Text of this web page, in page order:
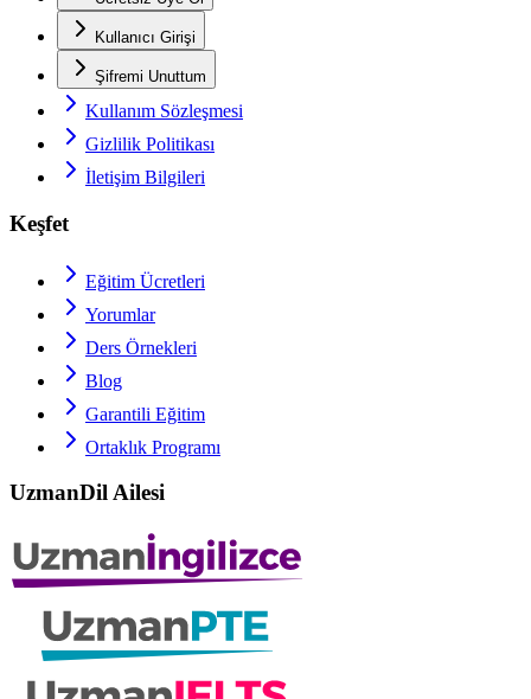
Kullanıcı Girişi
Şifremi Unuttum
Kullanım Sözleşmesi
Gizlilik Politikası
İletişim Bilgileri
Keşfet
Eğitim Ücretleri
Yorumlar
Ders Örnekleri
Blog
Garantili Eğitim
Ortaklık Programı
UzmanDil Ailesi